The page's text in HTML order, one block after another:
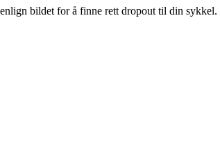
bildet for å finne rett dropout til din